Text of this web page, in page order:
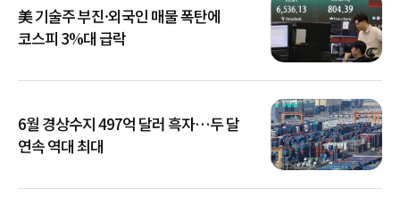
美 기술주 부진·외국인 매물 폭탄에
코스피 3%대 급락
6월 경상수지 497억 달러 흑자…두 달
연속 역대 최대